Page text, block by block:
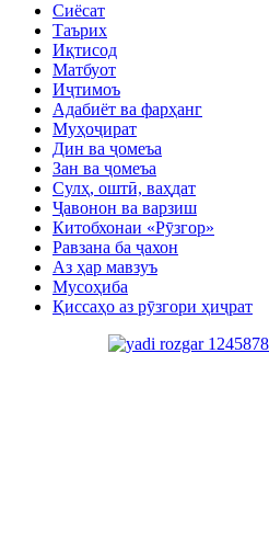
Сиёсат
Таърих
Иқтисод
Матбуот
Иҷтимоъ
Адабиёт ва фарҳанг
Муҳоҷират
Дин ва ҷомеъа
Зан ва ҷомеъа
Сулҳ, оштӣ, ваҳдат
Ҷавонон ва варзиш
Китобхонаи «Рӯзгор»
Равзана ба ҷахон
Аз ҳар мавзуъ
Мусоҳиба
Қиссаҳо аз рӯзгори ҳиҷрат